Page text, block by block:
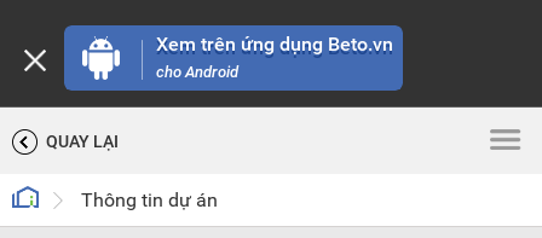
Xem trên ứng dụng Beto.vn
cho Android
QUAY LẠI
Thông tin dự án